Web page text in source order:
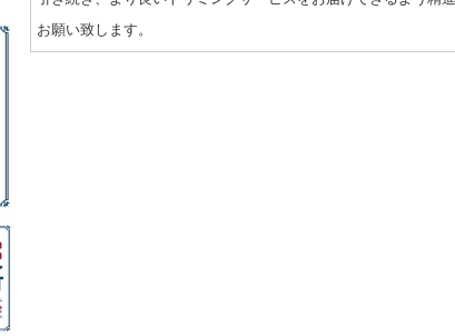
お願い致します。